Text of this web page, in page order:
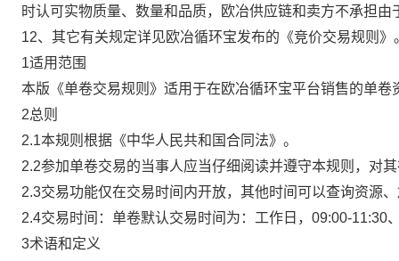
时认可实物质量、数量和品质，欧冶供应链和卖方不承担由
12、其它有关规定详见欧冶循环宝发布的《竞价交易规则》
1适用范围
本版《单卷交易规则》适用于在欧冶循环宝平台销售的单卷
2总则
2.1本规则根据《中华人民共和国合同法》。
2.2参加单卷交易的当事人应当仔细阅读并遵守本规则，对
2.3交易功能仅在交易时间内开放，其他时间可以查询资源
2.4交易时间：单卷默认交易时间为：工作日，09:00-11:30
3术语和定义